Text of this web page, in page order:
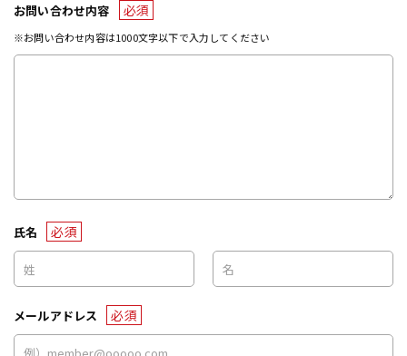
お問い合わせ内容 必須
※お問い合わせ内容は1000文字以下で入力してください
氏名 必須
メールアドレス 必須